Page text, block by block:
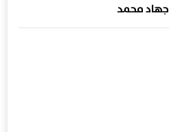
جهاد محمد